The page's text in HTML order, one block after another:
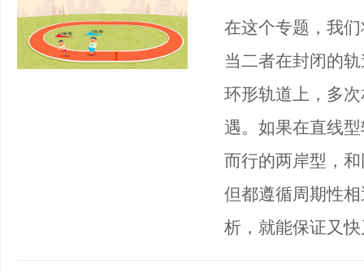
在这个专题，我
当二者在封闭的
环形轨道上，多
遇。如果在直线
而行的两岸型，
但都遵循周期性
析，就能保证又